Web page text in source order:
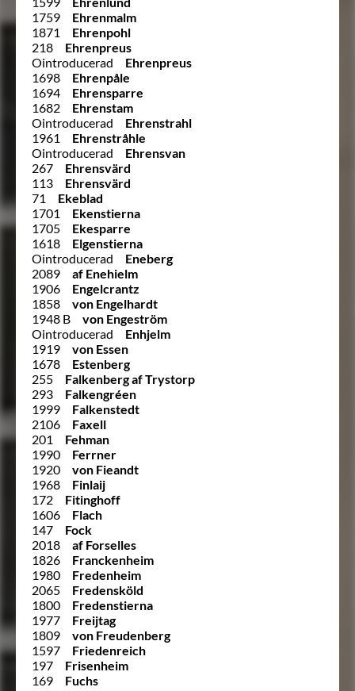
1759
Ehrenmalm
1871
Ehrenpohl
218
Ehrenpreus
Ointroducerad
Ehrenpreus
1698
Ehrenpåle
1694
Ehrensparre
1682
Ehrenstam
Ointroducerad
Ehrenstrahl
1961
Ehrenstråhle
Ointroducerad
Ehrensvan
267
Ehrensvärd
113
Ehrensvärd
71
Ekeblad
1701
Ekenstierna
1705
Ekesparre
1618
Elgenstierna
Ointroducerad
Eneberg
2089
af Enehielm
1906
Engelcrantz
1858
von Engelhardt
1948 B
von Engeström
Ointroducerad
Enhjelm
1919
von Essen
1678
Estenberg
255
Falkenberg af Trystorp
293
Falkengréen
1999
Falkenstedt
2106
Faxell
201
Fehman
1990
Ferrner
1920
von Fieandt
1968
Finlaij
172
Fitinghoff
1606
Flach
147
Fock
2018
af Forselles
1826
Franckenheim
1980
Fredenheim
2065
Fredensköld
1800
Fredenstierna
1977
Freijtag
1809
von Freudenberg
1597
Friedenreich
197
Frisenheim
169
Fuchs